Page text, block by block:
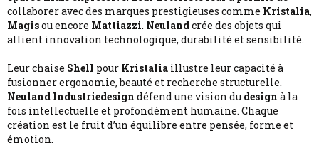
collaborer avec des marques prestigieuses comme Kristalia,
Magisou encore Mattiazzi. Neulandcrée des objets qui
allient innovation technologique, durabilité et sensibilité.
Leur chaise Shell pour Kristalia illustre leur capacité à
fusionner ergonomie, beauté et recherche structurelle.
Neuland Industriedesign défend une vision du design à la
fois intellectuelle et profondément humaine. Chaque
création est le fruit d’un équilibre entre pensée, forme et
émotion.